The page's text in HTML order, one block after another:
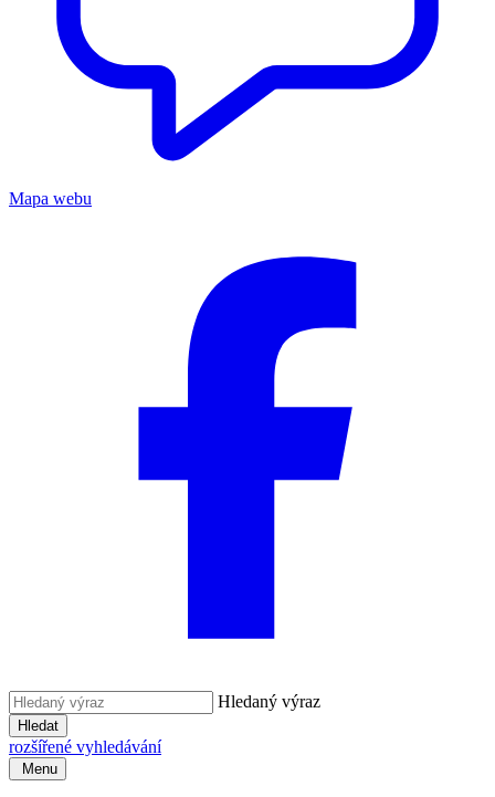
Mapa webu
Hledaný výraz
Hledat
rozšířené vyhledávání
Menu